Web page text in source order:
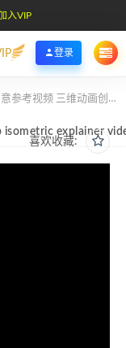
入VIP
登录
考视频 三维动画创意短片ValleyHub isometric explainer video
喜欢收藏:
isometric explainer